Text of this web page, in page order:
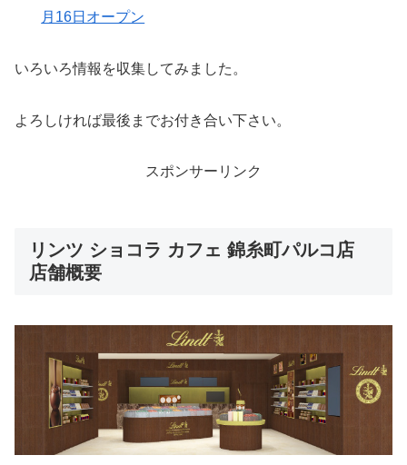
月16日オープン
いろいろ情報を収集してみました。
よろしければ最後までお付き合い下さい。
スポンサーリンク
リンツ ショコラ カフェ 錦糸町パルコ店
店舗概要